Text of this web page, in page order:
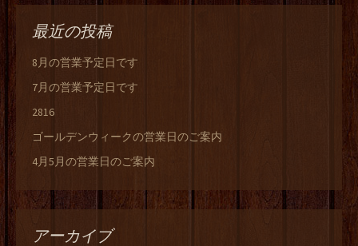
最近の投稿
8月の営業予定日です
7月の営業予定日です
2816
ゴールデンウィークの営業日のご案内
4月5月の営業日のご案内
アーカイブ